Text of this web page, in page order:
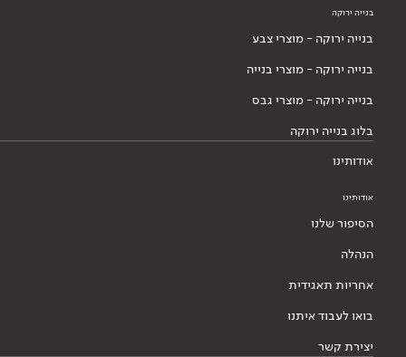
בנייה ירוקה
בנייה ירוקה - מוצרי צבע
בנייה ירוקה - מוצרי בנייה
בנייה ירוקה - מוצרי גבס
בלוג בנייה ירוקה
אודותינו
אודותינו
הסיפור שלנו
הנהלה
אחריות תאגידית
בואו לעבוד איתנו
יצירת קשר